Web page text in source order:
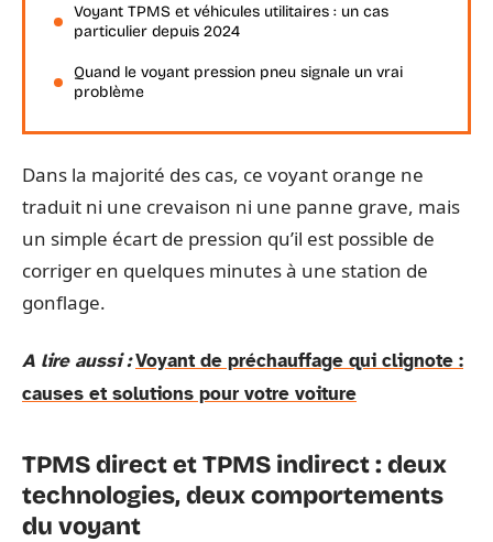
Voyant TPMS et véhicules utilitaires : un cas
particulier depuis 2024
Quand le voyant pression pneu signale un vrai
problème
Dans la majorité des cas, ce voyant orange ne
traduit ni une crevaison ni une panne grave, mais
un simple écart de pression qu’il est possible de
corriger en quelques minutes à une station de
gonflage.
A lire aussi :Voyant de préchauffage qui clignote :
causes et solutions pour votre voiture
TPMS direct et TPMS indirect : deux
technologies, deux comportements
du voyant